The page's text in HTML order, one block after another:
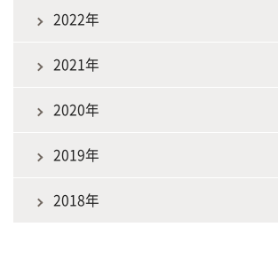
2022年
2021年
2020年
2019年
2018年